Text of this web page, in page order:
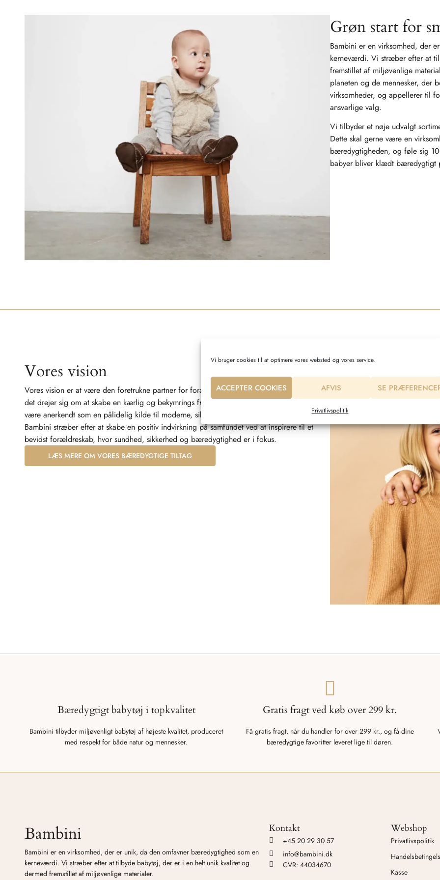
Vi bruger cookies til at optimere vores websted og vores service.
ACCEPTER COOKIES AFVIS SE
Privatlivspolitik
Grøn start for
Bambini er en virksomhed, der
kerneværdi. Vi stræber efter at
fremstillet af miljøvenlige
planeten og de mennesker, der
virksomheder, og appellerer til
ansvarlige valg.
Vi tilbyder et nøje udvalgt
Dette skal gerne være en
bæredygtigheden, og føle sig
babyer bliver klædt bæredygtigt
Vores vision
Vores vision er at være den foretrukne partner for forældre over hele Danmark (Europa), når
det drejer sig om at skabe en kærlig og bekymrings fri start for deres familie. Vi ønsker at
være anerkendt som en pålidelig kilde til moderne, sikre og miljøvenlige babyprodukter.
Bambini stræber efter at skabe en positiv indvirkning på samfundet ved at inspirere til et
bevidst forældreskab, hvor sundhed, sikkerhed og bæredygtighed er i fokus.
LÆS MERE OM VORES BÆREDYGTIGE TILTAG
Bæredygtigt babytøj i topkvalitet
Bambini tilbyder miljøvenligt babytøj af højeste kvalitet, produceret
med respekt for både natur og mennesker.
Gratis fragt ved køb over 299 kr.
Få gratis fragt, når du handler for over 299 kr., og få dine
bæredygtige favoritter leveret lige til døren.
Bambini
Bambini er en virksomhed, der er unik, da den omfavner bæredygtighed som en
kerneværdi. Vi stræber efter at tilbyde babytøj, der er i en helt unik kvalitet og
dermed fremstillet af miljøvenlige materialer.
Kontakt
+45 20 29 30 57
info@bambini.dk
CVR: 44034670
Webshop
Privatlivspolitik
Kasse